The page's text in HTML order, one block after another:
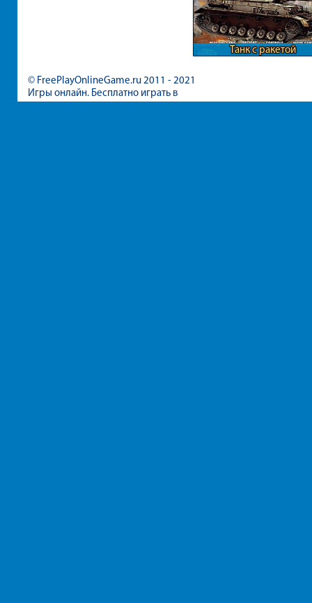
Танк с ракетой
© FreePlayOnlineGame.ru 2011 - 2021
Игры онлайн. Бесплатно играть в
игры для девочек и мальчиков